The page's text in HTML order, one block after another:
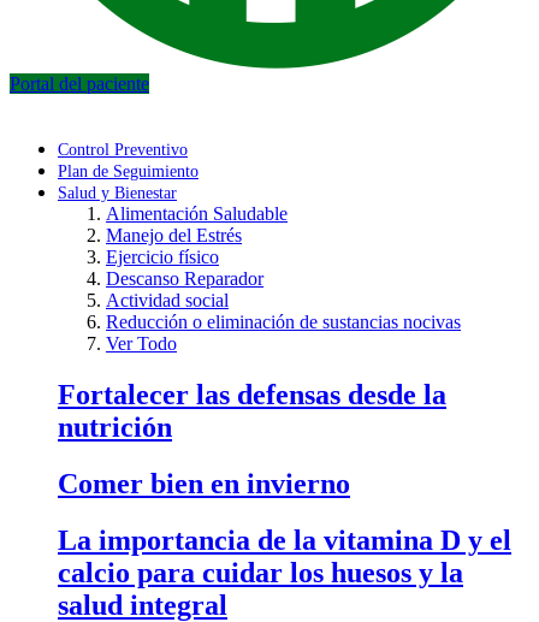
Portal del paciente
Control Preventivo
Plan de Seguimiento
Salud y Bienestar
Alimentación Saludable
Manejo del Estrés
Ejercicio físico
Descanso Reparador
Actividad social
Reducción o eliminación de sustancias nocivas
Ver Todo
Fortalecer las defensas desde la
nutrición
Comer bien en invierno
La importancia de la vitamina D y el
calcio para cuidar los huesos y la
salud integral